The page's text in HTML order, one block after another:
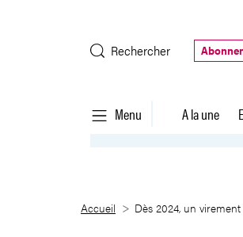
Rechercher
Menu A la une
Dès 2024, un
Accueil Dès 2024, un